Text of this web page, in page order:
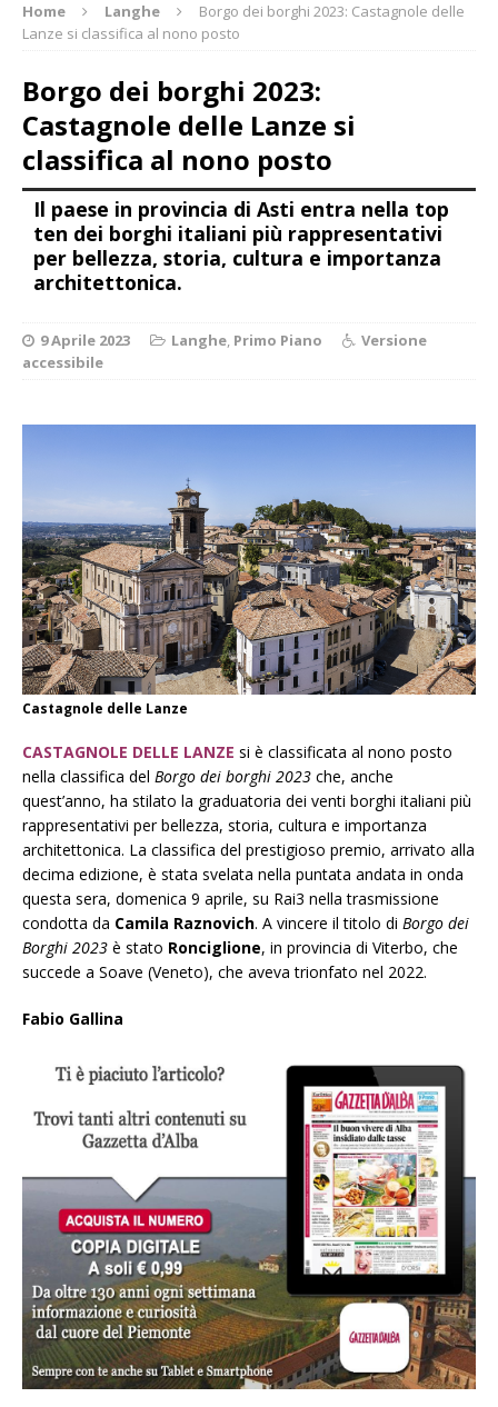
Home Langhe
Borgo dei borghi 2023: Castagnole delle
Lanze si classifica al nono posto
Borgo dei borghi 2023:
Castagnole delle Lanze si
classifica al nono posto
Il paese in provincia di Asti entra nella top
ten dei borghi italiani più rappresentativi
per bellezza, storia, cultura e importanza
architettonica.
9 Aprile 2023 Langhe, Primo Piano
Versione
accessibile
Castagnole delle Lanze
CASTAGNOLE DELLE LANZE si è classificata al nono posto
nella classifica del Borgo dei borghi 2023 che, anche
quest’anno, ha stilato la graduatoria dei venti borghi italiani più
rappresentativi per bellezza, storia, cultura e importanza
architettonica. La classifica del prestigioso premio, arrivato alla
decima edizione, è stata svelata nella puntata andata in onda
questa sera, domenica 9 aprile, su Rai3 nella trasmissione
condotta da Camila Raznovich. A vincere il titolo di Borgo dei
Borghi 2023 è stato Ronciglione, in provincia di Viterbo, che
succede a Soave (Veneto), che aveva trionfato nel 2022.
Fabio Gallina